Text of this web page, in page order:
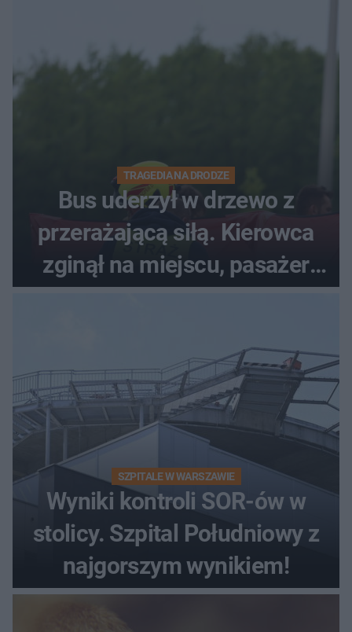
TRAGEDIA NA DRODZE
Bus uderzył w drzewo z
przerażającą siłą. Kierowca
zginął na miejscu, pasażer
SZPITALE W WARSZAWIE
Wyniki kontroli SOR-ów w
stolicy. Szpital Południowy z
najgorszym wynikiem!